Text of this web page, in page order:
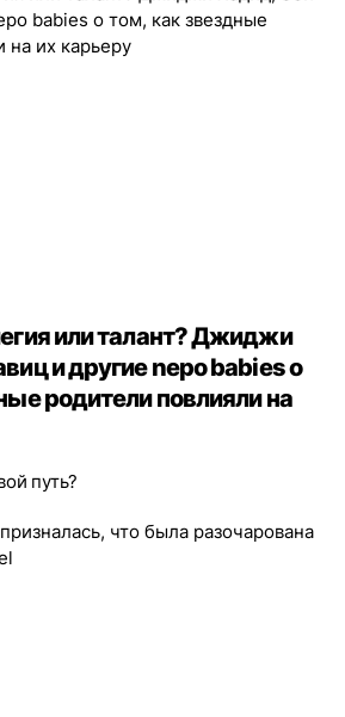
или талант? Джиджи
и другие nepo babies о
родители повлияли на
путь?